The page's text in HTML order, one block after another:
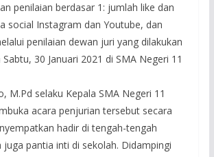
penilaian berdasar 1: jumlah like dan
social Instagram dan Youtube, dan
penilaian dewan juri yang dilakukan
30 Januari 2021 di SMA Negeri 11
M.Pd selaku Kepala SMA Negeri 11
acara penjurian tersebut secara
hadir di tengah-tengah
juga pantia inti di sekolah. Didampingi